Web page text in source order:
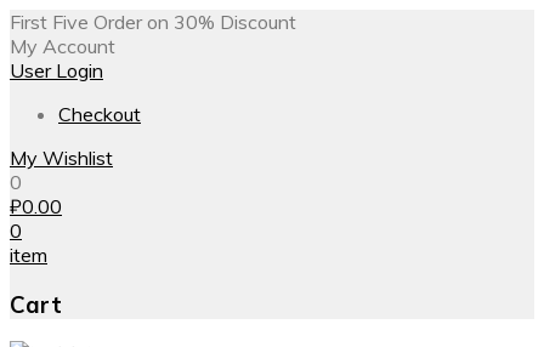
First Five Order on 30% Discount
My Account
User Login
Checkout
My Wishlist
0
₽0.00
0
item
Cart